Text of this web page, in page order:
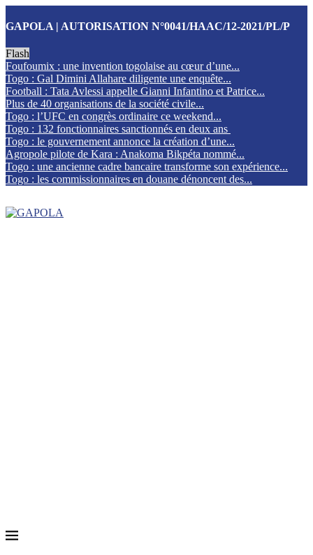
GAPOLA | AUTORISATION N°0041/HAAC/12-2021/PL/P
Flash
Foufoumix : une invention togolaise au cœur d’une...
Togo : Gal Dimini Allahare diligente une enquête...
Football : Tata Avlessi appelle Gianni Infantino et Patrice...
Plus de 40 organisations de la société civile...
Togo : l’UFC en congrès ordinaire ce weekend...
Togo : 132 fonctionnaires sanctionnés en deux ans
Togo : le gouvernement annonce la création d’une...
Agropole pilote de Kara : Anakoma Bikpéta nommé...
Togo : une ancienne cadre bancaire transforme son expérience...
Togo : les commissionnaires en douane dénoncent des...